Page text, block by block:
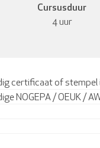
Cursusduur
4 uur
certificaat of stempel
NOGEPA / OEUK /